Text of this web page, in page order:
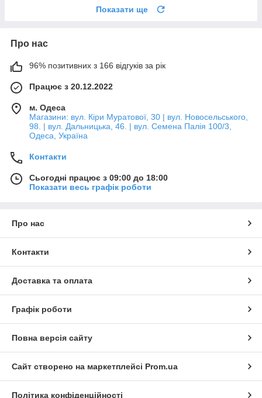
Показати ще
Про нас
96% позитивних з 166 відгуків за рік
Працює з 20.12.2022
м. Одеса
Магазини: вул. Кіри Муратової, 30 | вул. Новосельського,
98. | вул. Дальницька, 46. | вул. Семена Палія 100/3,
Одеса, Україна
Контакти
Сьогодні працює з 09:00 до 18:00
Показати весь графік роботи
Про нас
Контакти
Доставка та оплата
Графік роботи
Повна версія сайту
Сайт створено на маркетплейсі Prom.ua
Політика конфіденційності